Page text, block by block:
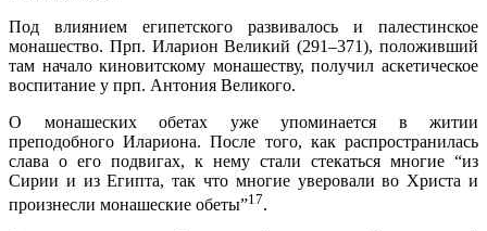
Под влиянием египетского развивалось и палестинское
монашество. Прп. Иларион Великий (291–371), положивший
там начало киновитскому монашеству, получил аскетическое
воспитание у прп. Антония Великого.
О монашеских обетах уже упоминается в житии
преподобного Илариона. После того, как распространилась
слава о его подвигах, к нему стали стекаться многие “из
Сирии и из Египта, так что многие уверовали во Христа и
произнесли монашеские обеты”17.